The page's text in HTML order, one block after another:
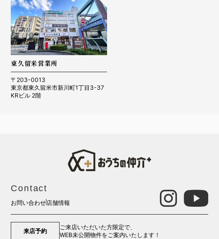
東久留米営業所
〒203-0013
東京都東久留米市新川町1丁目3-37
KRビル 2階
Contact
お問い合わせ 店舗情報
来店予約
ご来店いただいた方限定で、
WEB未公開物件をご案内いたします！